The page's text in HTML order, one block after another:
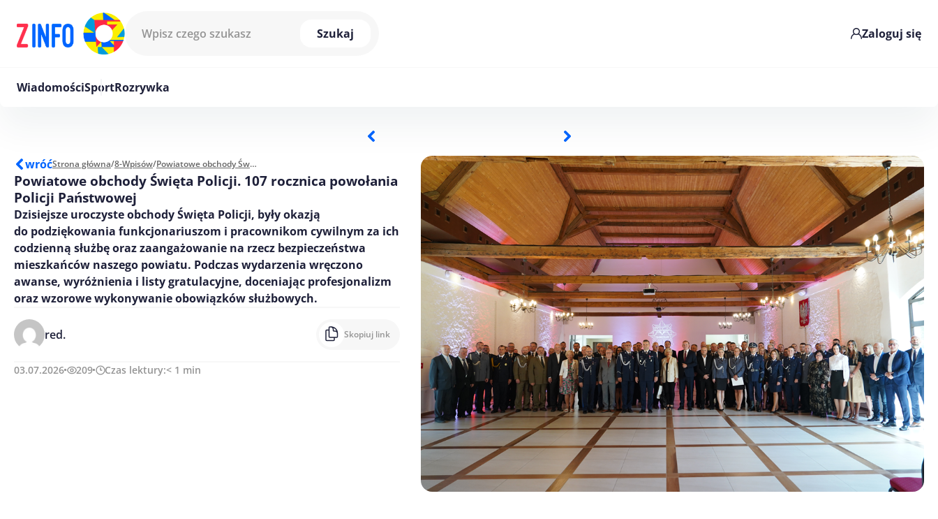
Szukaj
Zaloguj się
WiadomościSportRozrywka
wróćStrona główna/8-Wpisów/ Powiatowe obchody Święta Policji. 107 rocznica powołania Policji Państwowej
Powiatowe obchody Święta Policji. 107 rocznica powołania
Policji Państwowej
Dzisiejsze uroczyste obchody Święta Policji, były okazją
do podziękowania funkcjonariuszom i pracownikom cywilnym za ich
codzienną służbę oraz zaangażowanie na rzecz bezpieczeństwa
mieszkańców naszego powiatu. Podczas wydarzenia wręczono
awanse, wyróżnienia i listy gratulacyjne, doceniając profesjonalizm
oraz wzorowe wykonywanie obowiązków służbowych.
red. Skopiuj link
03.07.2026 209 Czas lektury:< 1 min